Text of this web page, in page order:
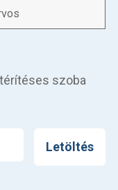
szoba
Letöltés